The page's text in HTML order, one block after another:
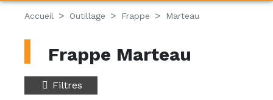
Accueil Outillage Frappe Marteau
Frappe Marteau
Filtres